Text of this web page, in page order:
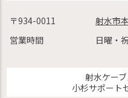
〒934-0011
射水市
営業時間
日曜・
射水ケー
小杉サポート